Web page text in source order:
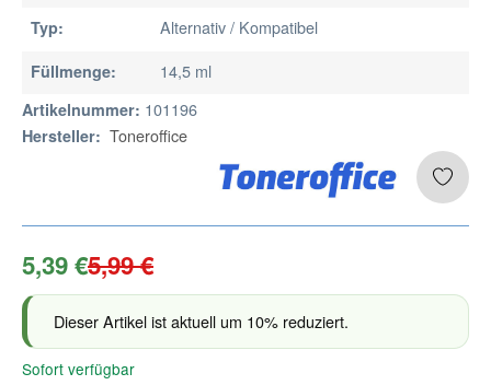
Typ: Alternativ / Kompatibel
Füllmenge: 14,5 ml
Artikelnummer: 101196
Hersteller: Toneroffice
5,39 €5,99 €
Dieser Artikel ist aktuell um 10% reduziert.
Sofort verfügbar